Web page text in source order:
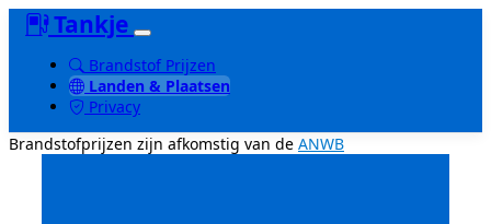
Tankje
Brandstof Prijzen
Landen & Plaatsen
Privacy
Brandstofprijzen zijn afkomstig van de ANWB